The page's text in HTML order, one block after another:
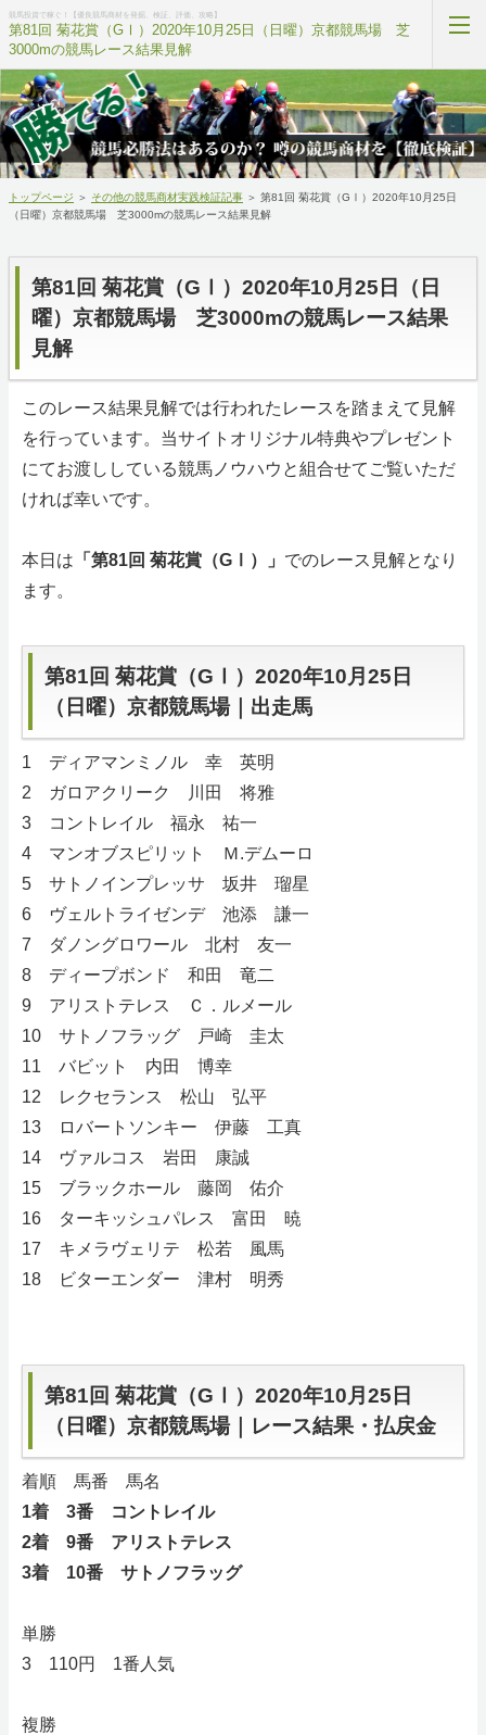
競馬投資で稼ぐ！【優良競馬商材を発掘、検証、評価、攻略】
第81回 菊花賞（GⅠ）2020年10月25日（日曜）京都競馬場 芝
3000mの競馬レース結果見解
当サイトについて
無料プレゼント
競馬商材ランキング
競馬用語ポイント集
競馬の学校
私への相談内容
ホーム
RSS購読
トップページ ＞ その他の競馬商材実践検証記事 ＞ 第81回 菊花賞（GⅠ）2020年10月25日
（日曜）京都競馬場 芝3000mの競馬レース結果見解
第81回 菊花賞（GⅠ）2020年10月25日（日
曜）京都競馬場 芝3000mの競馬レース結果
見解
このレース結果見解では行われたレースを踏まえて見解
を行っています。当サイトオリジナル特典やプレゼント
にてお渡ししている競馬ノウハウと組合せてご覧いただ
ければ幸いです。
本日は 「第81回 菊花賞（GⅠ）」 でのレース見解となり
ます。
第81回 菊花賞（GⅠ）2020年10月25日
（日曜）京都競馬場｜出走馬
1 ディアマンミノル 幸 英明
2 ガロアクリーク 川田 将雅
3 コントレイル 福永 祐一
4 マンオブスピリット Ｍ.デムーロ
5 サトノインプレッサ 坂井 瑠星
6 ヴェルトライゼンデ 池添 謙一
7 ダノングロワール 北村 友一
8 ディープボンド 和田 竜二
9 アリストテレス Ｃ．ルメール
10 サトノフラッグ 戸崎 圭太
11 バビット 内田 博幸
12 レクセランス 松山 弘平
13 ロバートソンキー 伊藤 工真
14 ヴァルコス 岩田 康誠
15 ブラックホール 藤岡 佑介
16 ターキッシュパレス 富田 暁
17 キメラヴェリテ 松若 風馬
18 ビターエンダー 津村 明秀
第81回 菊花賞（GⅠ）2020年10月25日
（日曜）京都競馬場｜レース結果・払戻金
着順 馬番 馬名
1着 3番 コントレイル
2着 9番 アリストテレス
3着 10番 サトノフラッグ
単勝
3 110円 1番人気
複勝